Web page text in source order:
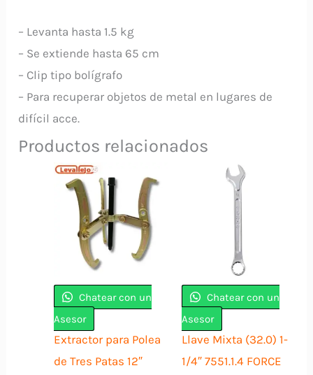
– Levanta hasta 1.5 kg
– Se extiende hasta 65 cm
– Clip tipo bolígrafo
– Para recuperar objetos de metal en lugares de
difícil acce.
Productos relacionados
Chatear con un
Asesor
Extractor para Polea
de Tres Patas 12″
Chatear con un
Asesor
Llave Mixta (32.0) 1-
1/4″ 7551.1.4 FORCE